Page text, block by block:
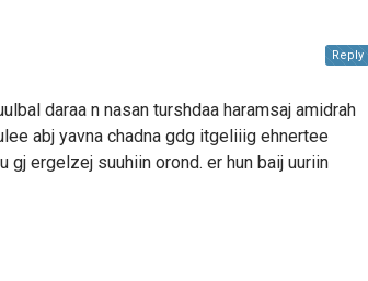
daraa n nasan turshdaa haramsaj amidrah
abj yavna chadna gdg itgeliiig ehnertee
gj ergelzej suuhiin orond. er hun baij uuriin
Reply